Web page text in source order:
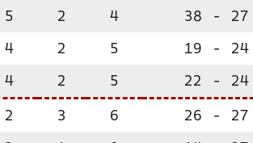
5 2 4 38 - 27
4 2 5 19 - 24
4 2 5 22 - 24
2 3 6 26 - 27